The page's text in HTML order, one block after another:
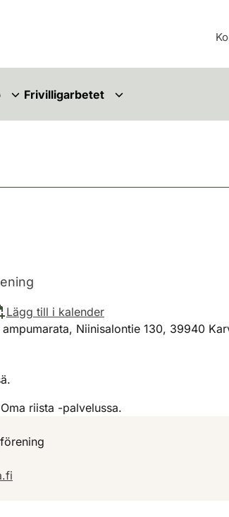
Frivilligarbetet
Lägg till i kalender
Niinisalontie 130, 39940
riista -palvelussa.